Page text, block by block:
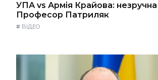
УПА vs Армія Крайова: незручна
Професор Патриляк
# ВІДЕО